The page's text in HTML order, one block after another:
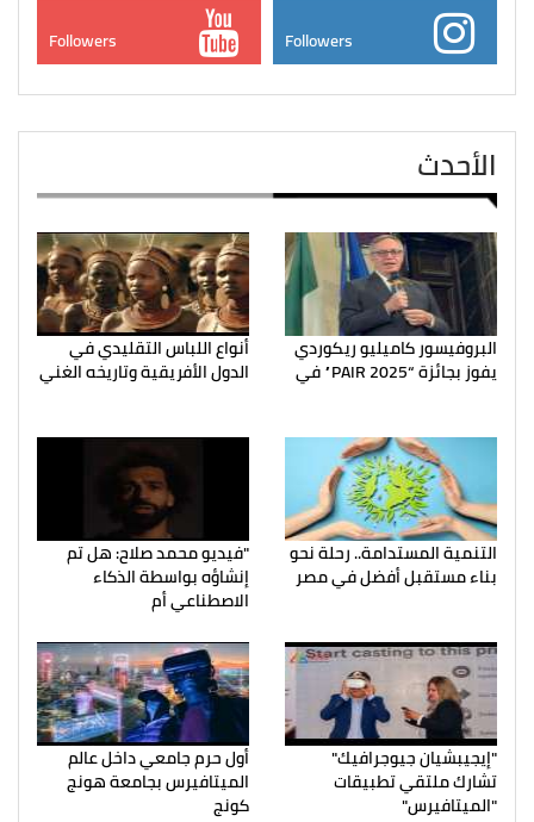
Followers
Followers
الأحدث
البروفيسور كاميليو ريكوردي
يفوز بجائزة “PAIR 2025” في
أنواع اللباس التقليدي في
الدول الأفريقية وتاريخه الغني
التنمية المستدامة.. رحلة نحو
بناء مستقبل أفضل في مصر
"فيديو محمد صلاح: هل تم
إنشاؤه بواسطة الذكاء
الاصطناعي أم
"إيجيبشيان جيوجرافيك"
تشارك ملتقي تطبيقات
"الميتافيرس"
أول حرم جامعي داخل عالم
الميتافيرس بجامعة هونج
كونج